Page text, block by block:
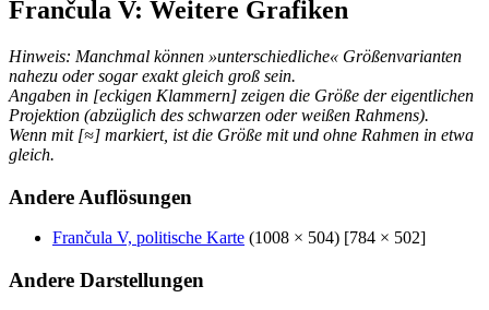
Frančula V: Weitere Grafiken
Hinweis: Manchmal können »unterschiedliche« Größenvarianten
nahezu oder sogar exakt gleich groß sein.
Angaben in [eckigen Klammern] zeigen die Größe der eigentlichen
Projektion (abzüglich des schwarzen oder weißen Rahmens).
Wenn mit [≈] markiert, ist die Größe mit und ohne Rahmen in etwa
gleich.
Andere Auflösungen
Frančula V, politische Karte (1008 × 504) [784 × 502]
Andere Darstellungen